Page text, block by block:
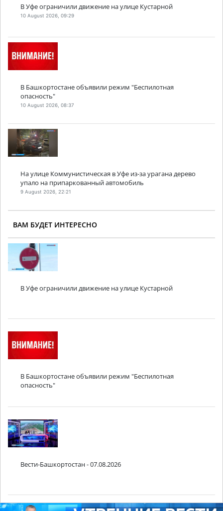
В Уфе ограничили движение на улице Кустарной
10 August 2026, 09:29
В Башкортостане объявили режим "Беспилотная
опасность"
10 August 2026, 08:37
На улице Коммунистическая в Уфе из-за урагана дерево
упало на припаркованный автомобиль
9 August 2026, 22:21
ВАМ БУДЕТ ИНТЕРЕСНО
В Уфе ограничили движение на улице Кустарной
В Башкортостане объявили режим "Беспилотная
опасность"
Вести-Башкортостан - 07.08.2026